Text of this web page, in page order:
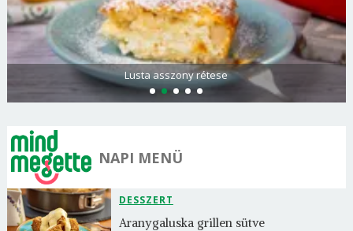
Lusta asszony rétese
NAPI MENÜ
DESSZERT
Aranygaluska grillen sütve